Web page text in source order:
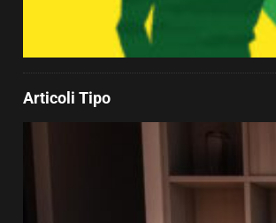
Articoli Tipo